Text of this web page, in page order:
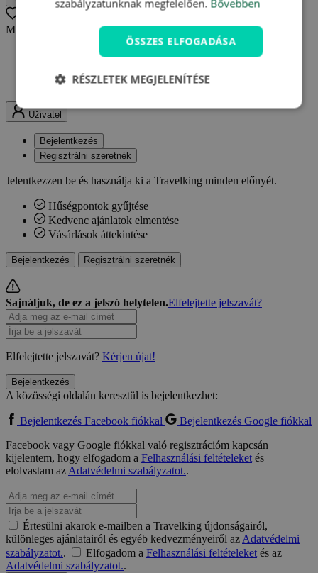
Még nincsenek kedvenc ajánlatai.
Bármikor visszatérhet a mentett ajánlatokhoz
Értesítéseket kaphat az ajánlatok változásairól
Uživatel
Bejelentkezés
Regisztrálni szeretnék
Jelentkezzen be és használja ki a Travelking minden előnyét.
Hűségpontok gyűjtése
Kedvenc ajánlatok elmentése
Vásárlások áttekintése
Bejelentkezés Regisztrálni szeretnék
Sajnáljuk, de ez a jelszó helytelen.Elfelejtette jelszavát?
Elfelejtette jelszavát? Kérjen újat!
Bejelentkezés
A közösségi oldalán keresztül is bejelentkezhet:
Bejelentkezés Facebook fiókkal
Bejelentkezés Google fiókkal
Facebook vagy Google fiókkal való regisztrációm kapcsán
kijelentem, hogy elfogadom a Felhasználási feltételeketés
elolvastam azAdatvédelmi szabályzatot..
Értesülni akarok e-mailben a Travelking újdonságairól,
különleges ajánlatairól és egyéb kedvezményeiről azAdatvédelmi
szabályzatot.. Elfogadom a Felhasználási feltételeketés az
Adatvédelmi szabályzatot..
szabályzatunknak megfelelően. Bővebben
ÖSSZES ELFOGADÁSA
RÉSZLETEK MEGJELENÍTÉSE